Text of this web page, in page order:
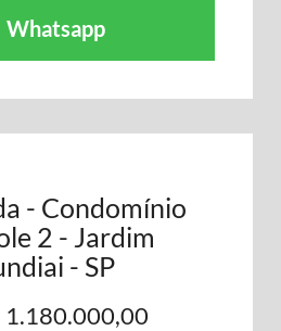
Whatsapp
- Condomínio
2 - Jardim
- SP
1.180.000,00